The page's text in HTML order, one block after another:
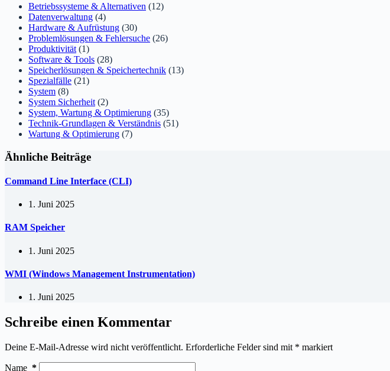
Betriebssysteme & Alternativen (12)
Datenverwaltung (4)
Hardware & Aufrüstung (30)
Problemlösungen & Fehlersuche (26)
Produktivität (1)
Software & Tools (28)
Speicherlösungen & Speichertechnik (13)
Spezialfälle (21)
System (8)
System Sicherheit (2)
System, Wartung & Optimierung (35)
Technik-Grundlagen & Verständnis (51)
Wartung & Optimierung (7)
Ähnliche Beiträge
Command Line Interface (CLI)
1. Juni 2025
RAM Speicher
1. Juni 2025
WMI (Windows Management Instrumentation)
1. Juni 2025
Schreibe einen Kommentar
Deine E-Mail-Adresse wird nicht veröffentlicht. Erforderliche Felder sind mit * markiert
Name *